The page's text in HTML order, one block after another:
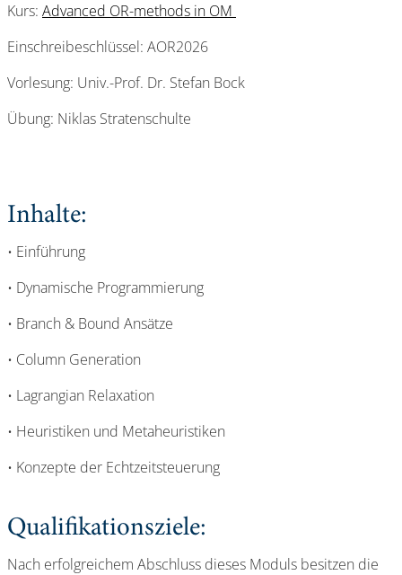
Kurs: Advanced OR-methods in OM
Einschreibeschlüssel: AOR2026
Vorlesung: Univ.-Prof. Dr. Stefan Bock
Übung: Niklas Stratenschulte
Inhalte:
• Einführung
• Dynamische Programmierung
• Branch & Bound Ansätze
• Column Generation
• Lagrangian Relaxation
• Heuristiken und Metaheuristiken
• Konzepte der Echtzeitsteuerung
Qualifikationsziele:
Nach erfolgreichem Abschluss dieses Moduls besitzen die